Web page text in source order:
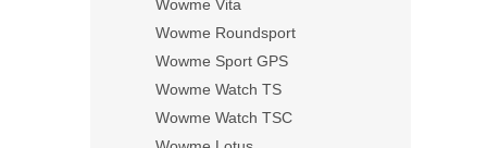
Wowme Vita
Wowme Roundsport
Wowme Sport GPS
Wowme Watch TS
Wowme Watch TSC